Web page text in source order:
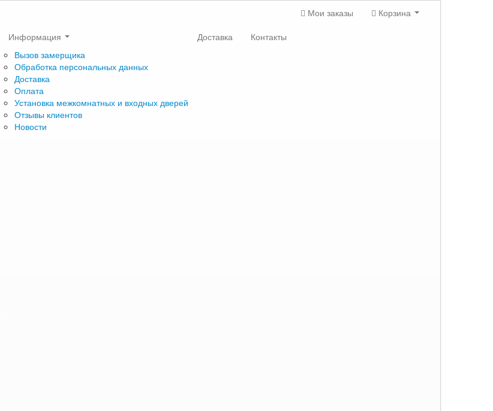
Мои заказы
Корзина
Информация
Вызов замерщика
Обработка персональных данных
Доставка
Оплата
Установка межкомнатных и входных дверей
Отзывы клиентов
Новости
Доставка Контакты